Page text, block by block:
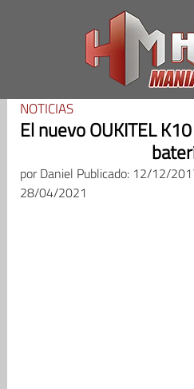
NOTICIAS
El nuevo OUKITEL
porDaniel Publicado: 12/12/
28/04/2021